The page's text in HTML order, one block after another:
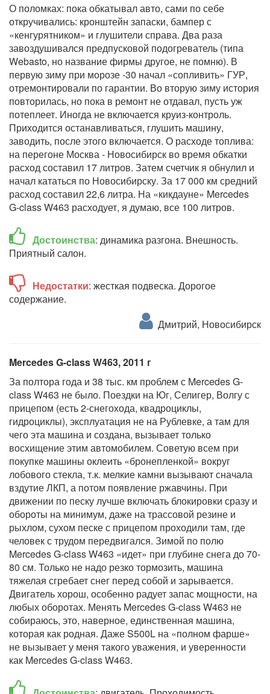
О поломках: пока обкатывал авто, сами по себе
откручивались: кронштейн запаски, бампер с
«кенгурятником» и глушители справа. Два раза
завоздушивался предпусковой подогреватель (типа
Webasto, но название фирмы другое, не помню). В
первую зиму при морозе -30 начал «сопливить» ГУР,
отремонтировали по гарантии. Во вторую зиму история
повторилась, но пока в ремонт не отдавал, пусть уж
потеплеет. Иногда не включается круиз-контроль.
Приходится останавливаться, глушить машину,
заводить, после этого включается. О расходе топлива:
на перегоне Москва - Новосибирск во время обкатки
расход составил 17 литров. Затем счетчик я обнулил и
начал кататься по Новосибирску. За 17 000 км средний
расход составил 22,6 литра. На «кикдауне» Mercedes
G-class W463 расходует, я думаю, все 100 литров.
Достоинства: динамика разгона. Внешность.
Приятный салон.
Недостатки: жесткая подвеска. Дорогое
содержание.
Дмитрий, Новосибирск
Mercedes G-class W463, 2011 г
За полтора года и 38 тыс. км проблем с Mercedes G-
class W463 не было. Поездки на Юг, Селигер, Волгу с
прицепом (есть 2-снегохода, квадроциклы,
гидроциклы), эксплуатация не на Рублевке, а там для
чего эта машина и создана, вызывает только
восхищение этим автомобилем. Советую всем при
покупке машины оклеить «бронепленкой» вокруг
лобового стекла, т.к. мелкие камни вызывают сначала
вздутие ЛКП, а потом появление ржавчины. При
движении по песку лучше включать блокировки сразу и
обороты на минимум, даже на трассовой резине и
рыхлом, сухом песке с прицепом проходили там, где
человек с трудом передвигался. Зимой по полю
Mercedes G-class W463 «идет» при глубине снега до 70-
80 см. Только не надо резко тормозить, машина
тяжелая сгребает снег перед собой и зарывается.
Двигатель хорош, особенно радует запас мощности, на
любых оборотах. Менять Mercedes G-class W463 не
собираюсь, это, наверное, единственная машина,
которая как родная. Даже S500L на «полном фарше»
не вызывает у меня такого уважения, и уверенности
как Mercedes G-class W463.